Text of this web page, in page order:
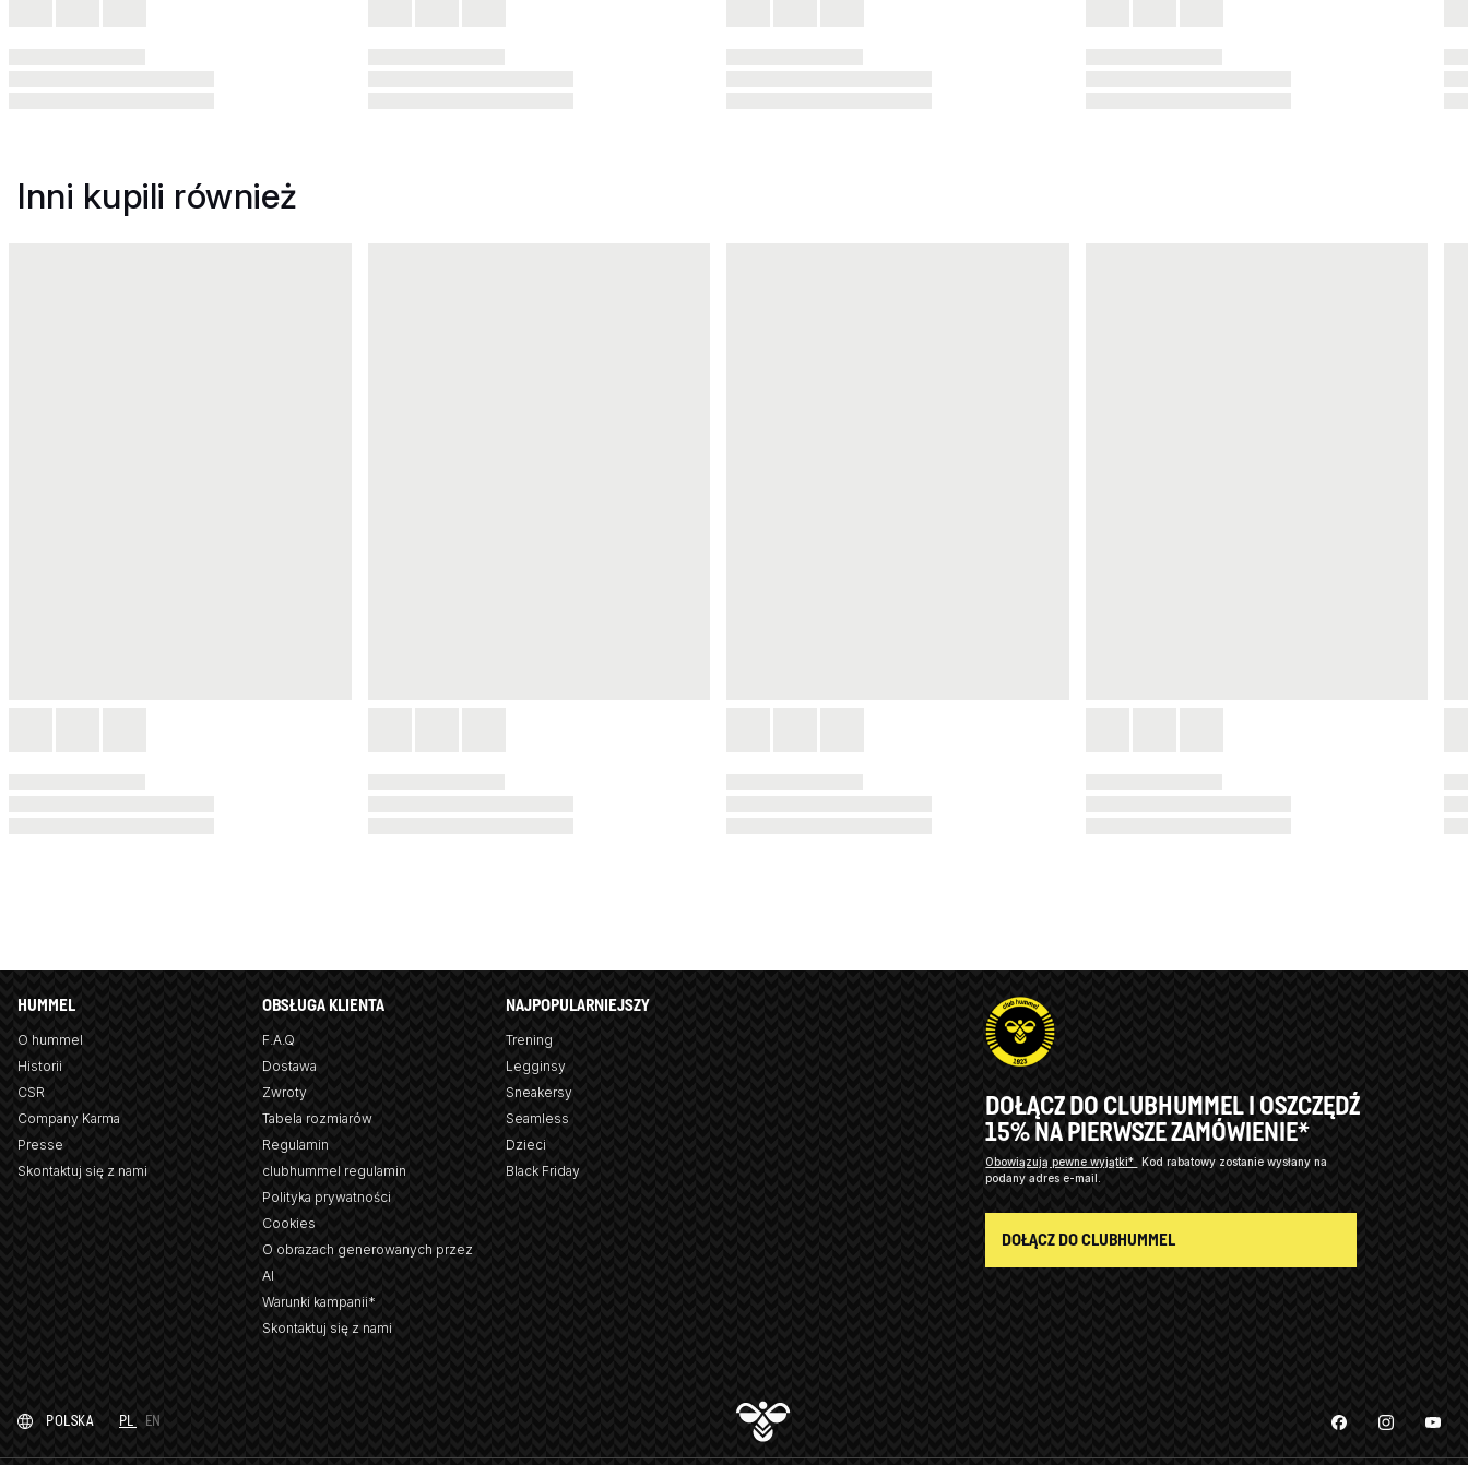
Inni kupili również
HUMMEL
O hummel
Historii
CSR
Company Karma
Presse
Skontaktuj się z nami
OBSŁUGA KLIENTA
F.A.Q
Dostawa
Zwroty
Tabela rozmiarów
Regulamin
clubhummel regulamin
Polityka prywatności
Cookies
O obrazach generowanych przez
AI
Warunki kampanii*
Skontaktuj się z nami
NAJPOPULARNIEJSZY
Trening
Legginsy
Sneakersy
Seamless
Dzieci
Black Friday
DOŁĄCZ DO CLUBHUMMEL I OSZCZĘDŹ
15% NA PIERWSZE ZAMÓWIENIE*
Obowiązują pewne wyjątki* Kod rabatowy zostanie wysłany na
podany adres e-mail.
DOŁĄCZ DO CLUBHUMMEL
POLSKA PL EN